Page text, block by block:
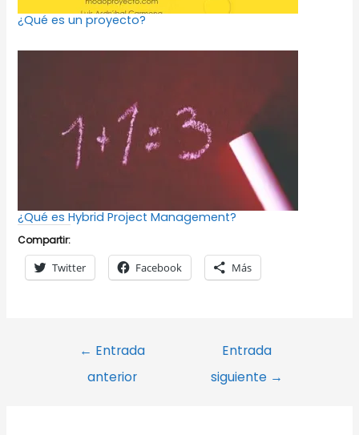
¿Qué es un proyecto?
¿Qué es Hybrid Project Management?
Compartir:
Twitter Facebook Más
Navegación
← Entrada
anterior
Entrada
siguiente →